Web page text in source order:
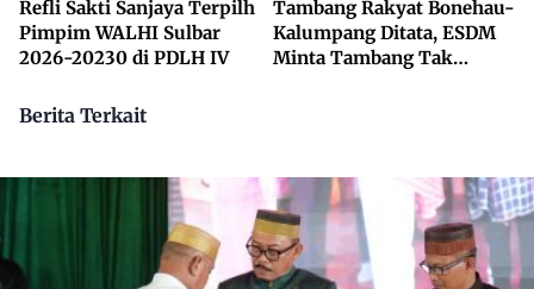
Refli Sakti Sanjaya Terpilh
Pimpim WALHI Sulbar
2026-20230 di PDLH IV
Tambang Rakyat Bonehau-
Kalumpang Ditata, ESDM
Minta Tambang Tak
Berita Terkait